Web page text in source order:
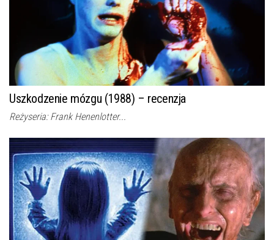
Uszkodzenie mózgu (1988) – recenzja
Reżyseria: Frank Henenlotter...